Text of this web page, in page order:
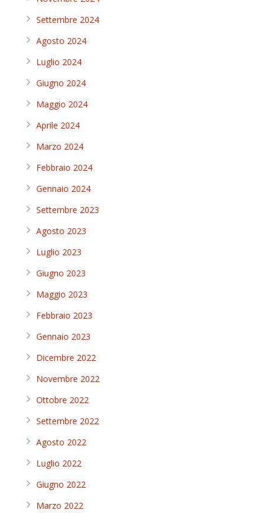
Settembre 2024
Agosto 2024
Luglio 2024
Giugno 2024
Maggio 2024
Aprile 2024
Marzo 2024
Febbraio 2024
Gennaio 2024
Settembre 2023
Agosto 2023
Luglio 2023
Giugno 2023
Maggio 2023
Febbraio 2023
Gennaio 2023
Dicembre 2022
Novembre 2022
Ottobre 2022
Settembre 2022
Agosto 2022
Luglio 2022
Giugno 2022
Marzo 2022